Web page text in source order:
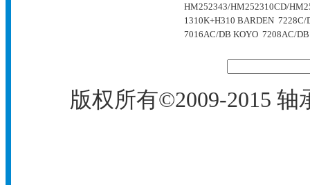
HM252343/HM252310CD/
1310K+H310 BARDEN 7228C/
7016AC/DB KOYO 7208AC/DB
版权所有©2009-2015 轴